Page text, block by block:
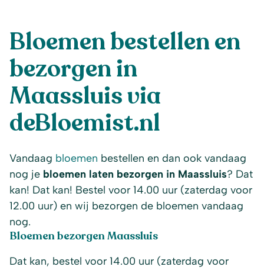
Bloemen bestellen en
bezorgen in
Maassluis via
deBloemist.nl
Vandaag bloemen bestellen en dan ook vandaag
nog je bloemen laten bezorgen in Maassluis? Dat
kan! Dat kan! Bestel voor 14.00 uur (zaterdag voor
12.00 uur) en wij bezorgen de bloemen vandaag
nog.
Bloemen bezorgen Maassluis
Dat kan, bestel voor 14.00 uur (zaterdag voor